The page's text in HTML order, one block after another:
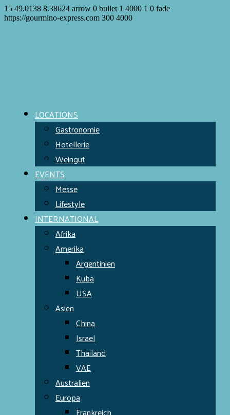
15 49.0138 8.38624 arrow 0 bullet 1 4000 1 0 fade
https://gourmino-express.com 300 4000
LOCATIONS
Gastronomie
Hotellerie
Weingut
EVENTS
Messe
Lifestyle
INTERNATIONAL
Afrika
Amerika
Argentinien
Kuba
USA
Asien
China
Israel
Thailand
VAE
Australien
Europa